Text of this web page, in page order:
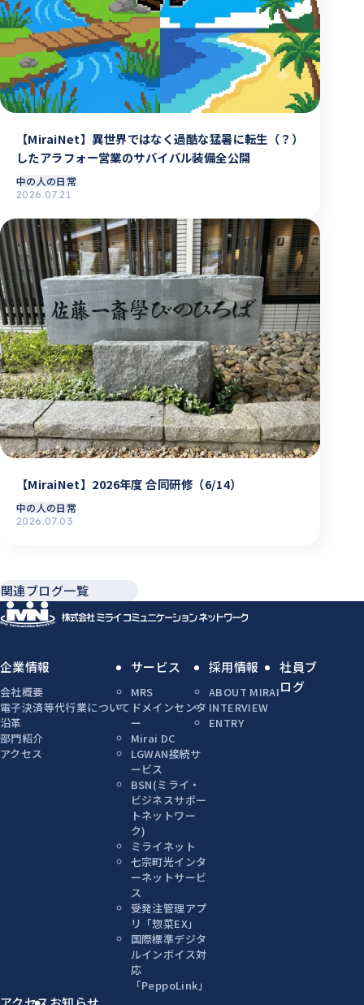
【MiraiNet】異世界ではなく過酷な猛暑に転生（？）
したアラフォー営業のサバイバル装備全公開
中の人の日常
2026.07.21
【MiraiNet】2026年度 合同研修（6/14）
中の人の日常
2026.07.03
関連ブログ一覧
企業情報
会社概要
電子決済等代行業について
沿革
部門紹介
アクセス
サービス
MRS
ドメインセンタ
ー
Mirai DC
LGWAN接続サ
ービス
BSN(ミライ・
ビジネスサポー
トネットワー
ク)
ミライネット
七宗町光インタ
ーネットサービ
ス
受発注管理アプ
リ「惣菜EX」
国際標準デジタ
ルインボイス対
応
「PeppoLink」
採用情報
ABOUT MIRAI
INTERVIEW
ENTRY
社員ブ
ログ